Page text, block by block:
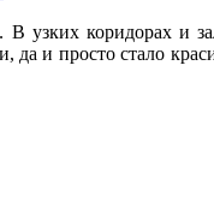
узких коридорах и
и просто стало